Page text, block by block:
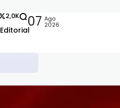
Editorial
2,0K 07 Ago
2026